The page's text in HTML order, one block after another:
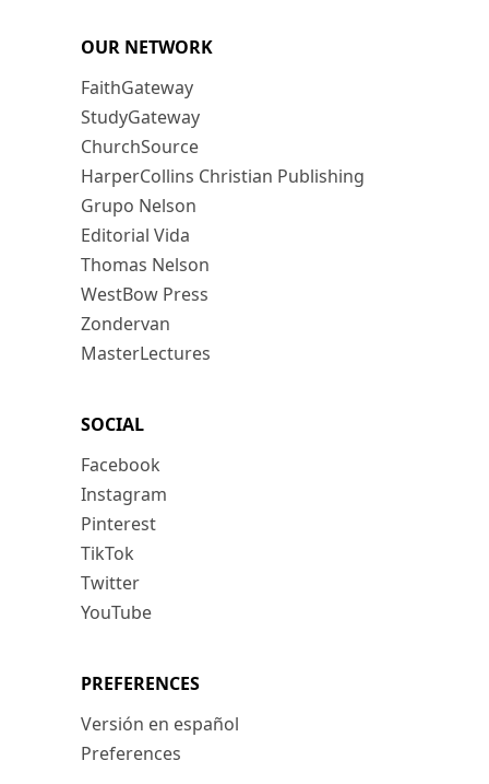
OUR NETWORK
FaithGateway
StudyGateway
ChurchSource
HarperCollins Christian Publishing
Grupo Nelson
Editorial Vida
Thomas Nelson
WestBow Press
Zondervan
MasterLectures
SOCIAL
Facebook
Instagram
Pinterest
TikTok
Twitter
YouTube
PREFERENCES
Versión en español
Preferences